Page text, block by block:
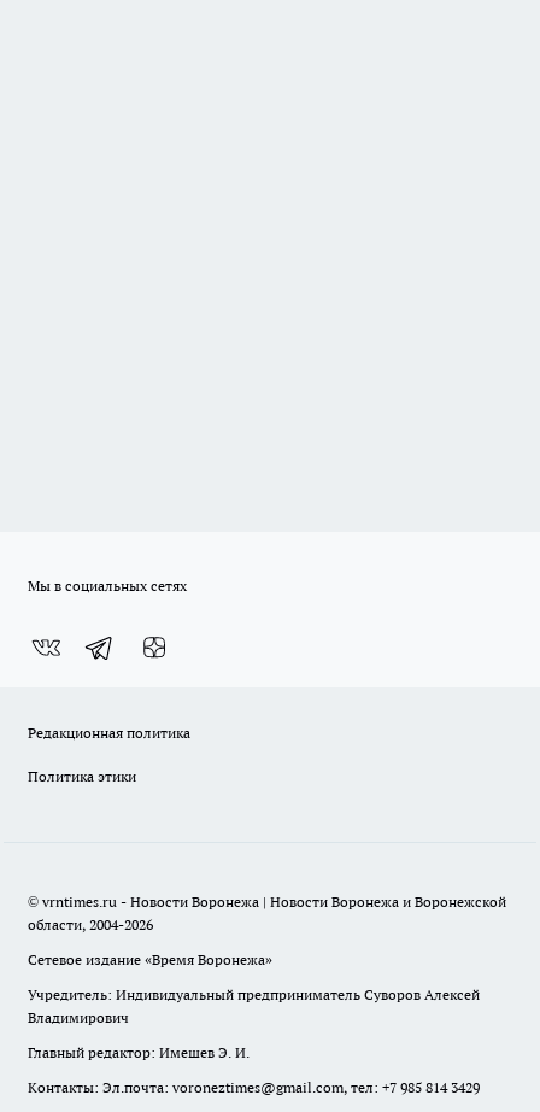
Мы в социальных сетях
Редакционная политика
Политика этики
© vrntimes.ru - Новости Воронежа | Новости Воронежа и Воронежской
области, 2004-2026
Сетевое издание «Время Воронежа»
Учредитель: Индивидуальный предприниматель Суворов Алексей
Владимирович
Главный редактор: Имешев Э. И.
Контакты: Эл.почта: voroneztimes@gmail.com, тел: +7 985 814 3429